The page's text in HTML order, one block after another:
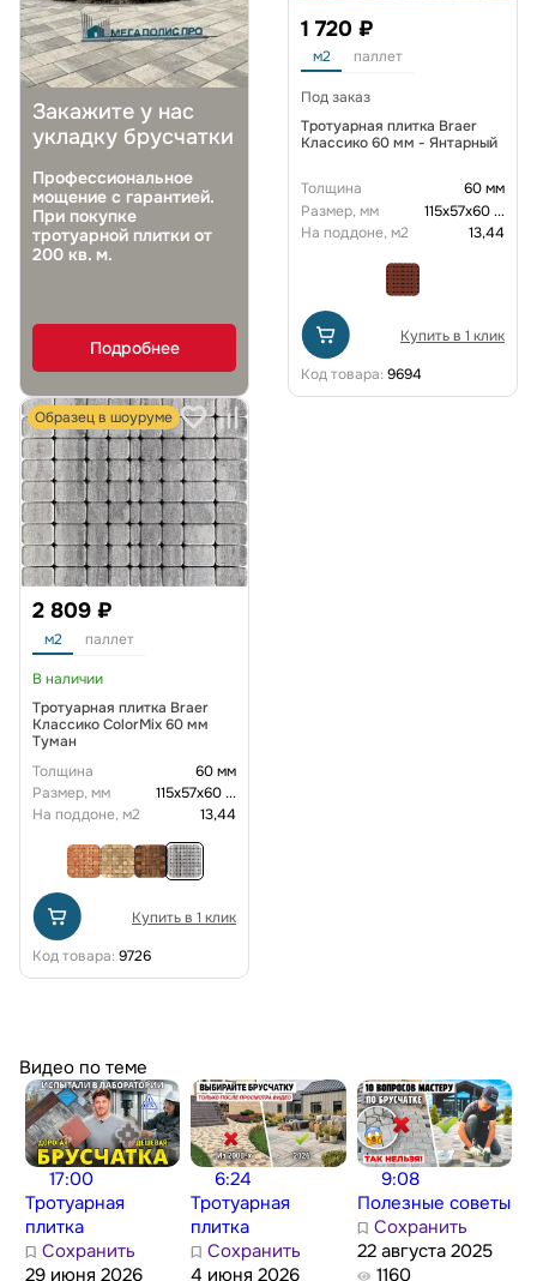
Закажите у нас
укладку брусчатки
Профессиональное
мощение с гарантией.
При покупке
тротуарной плитки от
200 кв. м.
Подробнее
1 720 ₽
м2 паллет
Под заказ
Тротуарная плитка Braer
Классико 60 мм - Янтарный
Толщина
60 мм
Размер, мм
115х57х60...
На поддоне, м2
13,44
Купить в 1 клик
Код товара: 9694
Образец в шоуруме
2 809 ₽
м2 паллет
В наличии
Тротуарная плитка Braer
Классико ColorMix 60 мм
Туман
Толщина
60 мм
Размер, мм
115х57х60...
На поддоне, м2
13,44
Купить в 1 клик
Код товара: 9726
Видео по теме
17:00
Тротуарная
плитка
Сохранить
29 июня 2026
6:24
Тротуарная
плитка
Сохранить
4 июня 2026
9:08
Полезные советы
Сохранить
22 августа 2025
1160